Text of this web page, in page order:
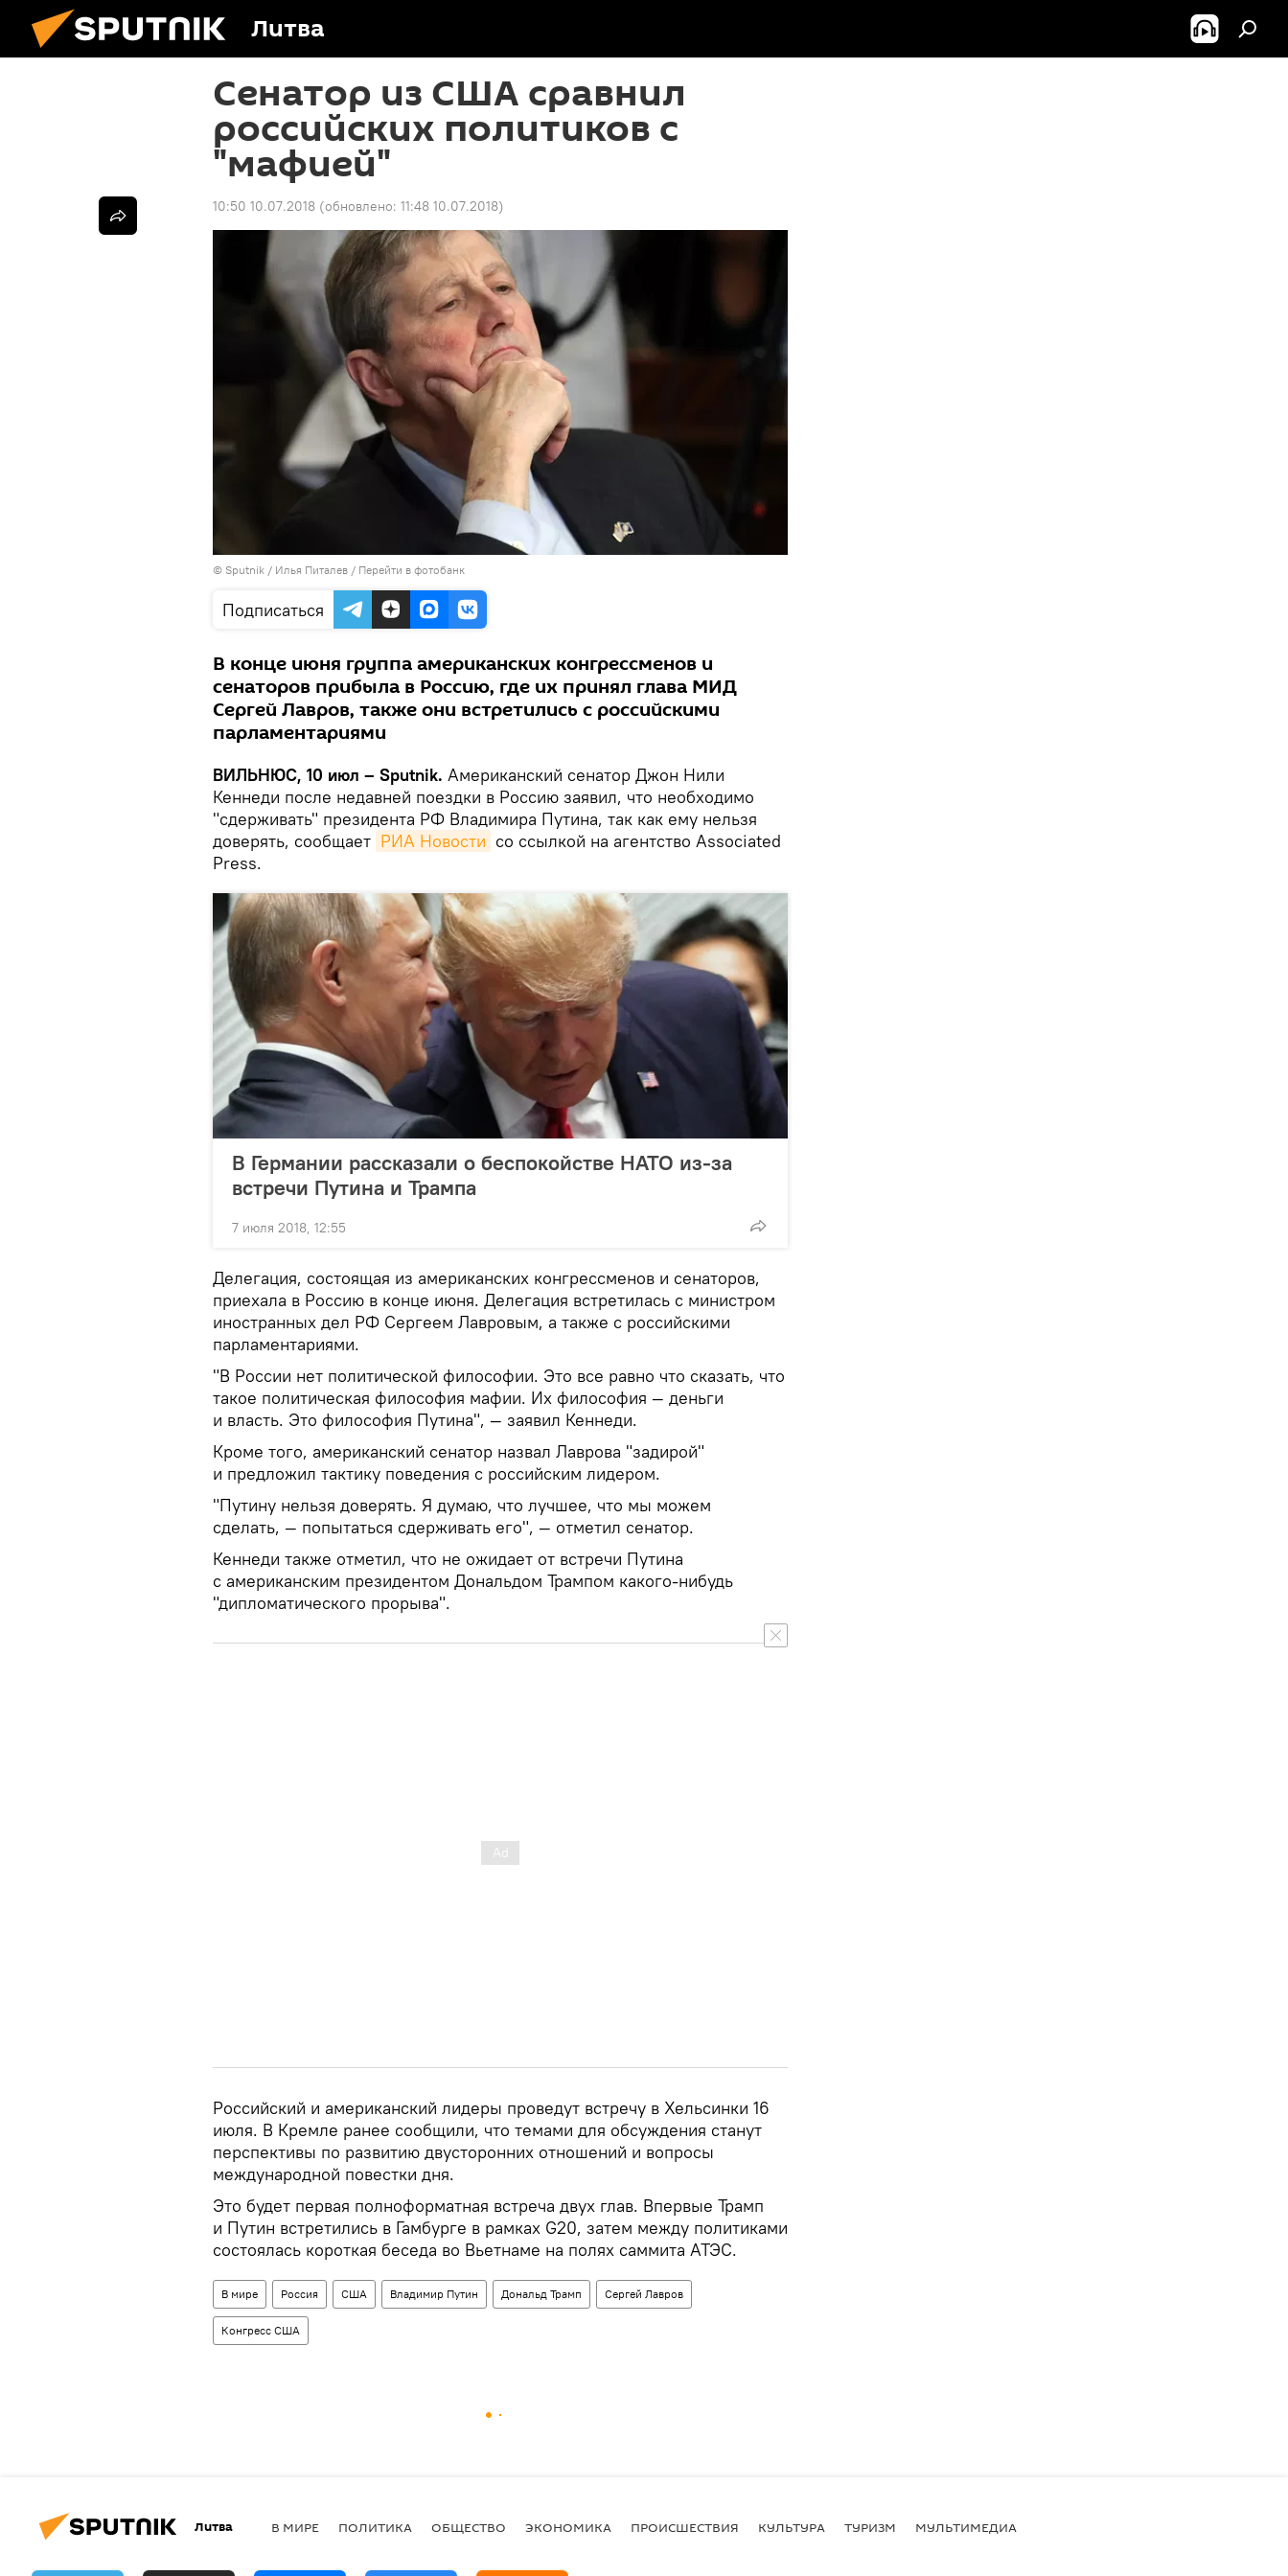
Литва
Сенатор из США сравнил
российских политиков с
"мафией"
10:50 10.07.2018 (обновлено: 11:48 10.07.2018)
© Sputnik / Илья Питалев / Перейти в фотобанк
Подписаться
В конце июня группа американских конгрессменов и
сенаторов прибыла в Россию, где их принял глава МИД
Сергей Лавров, также они встретились с российскими
парламентариями
ВИЛЬНЮС, 10 июл – Sputnik. Американский сенатор Джон Нили
Кеннеди после недавней поездки в Россию заявил, что необходимо
"сдерживать" президента РФ Владимира Путина, так как ему нельзя
доверять, сообщает РИА Новости со ссылкой на агентство Associated
Press.
В Германии рассказали о беспокойстве НАТО из-за
встречи Путина и Трампа
7 июля 2018, 12:55
Делегация, состоящая из американских конгрессменов и сенаторов,
приехала в Россию в конце июня. Делегация встретилась с министром
иностранных дел РФ Сергеем Лавровым, а также с российскими
парламентариями.
"В России нет политической философии. Это все равно что сказать, что
такое политическая философия мафии. Их философия — деньги
и власть. Это философия Путина", — заявил Кеннеди.
Кроме того, американский сенатор назвал Лаврова "задирой"
и предложил тактику поведения с российским лидером.
"Путину нельзя доверять. Я думаю, что лучшее, что мы можем
сделать, — попытаться сдерживать его", — отметил сенатор.
Кеннеди также отметил, что не ожидает от встречи Путина
с американским президентом Дональдом Трампом какого-нибудь
"дипломатического прорыва".
Российский и американский лидеры проведут встречу в Хельсинки 16
июля. В Кремле ранее сообщили, что темами для обсуждения станут
перспективы по развитию двусторонних отношений и вопросы
международной повестки дня.
Это будет первая полноформатная встреча двух глав. Впервые Трамп
и Путин встретились в Гамбурге в рамках G20, затем между политиками
состоялась короткая беседа во Вьетнаме на полях саммита АТЭС.
В мире Россия США Владимир Путин Дональд Трамп Сергей Лавров
Конгресс США
Литва В МИРЕ ПОЛИТИКА ОБЩЕСТВО ЭКОНОМИКА ПРОИСШЕСТВИЯ КУЛЬТУРА ТУРИЗМ МУЛЬТИМЕДИА